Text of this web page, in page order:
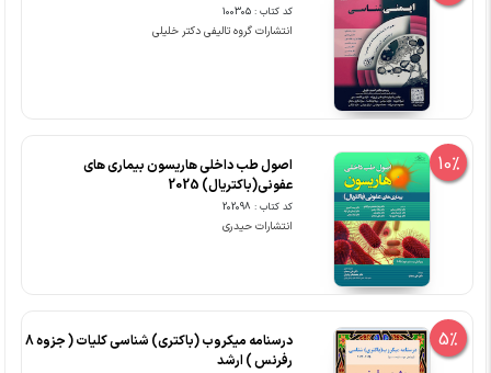
کد کتاب : 100305
انتشارات گروه تالیفی دکتر خلیلی
10%
اصول طب داخلی هاریسون بیماری های
عفونی(باکتریال) 2025
کد کتاب : 202098
انتشارات حیدری
5%
درسنامه میکروب (باکتری) شناسی کلیات ( جزوه 8
رفرنس ) ارشد